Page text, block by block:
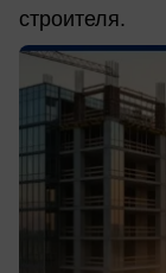
строителя.